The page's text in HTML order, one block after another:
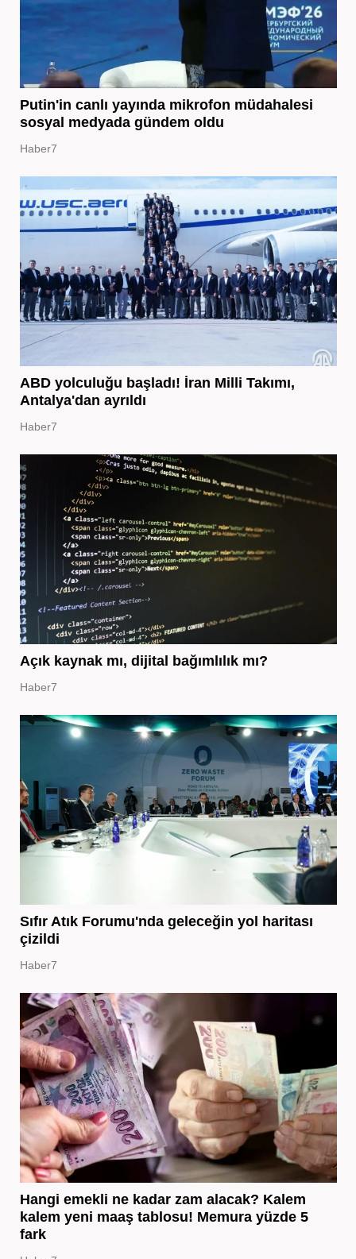
Putin'in canlı yayında mikrofon müdahalesi
sosyal medyada gündem oldu
Haber7
ABD yolculuğu başladı! İran Milli Takımı,
Antalya'dan ayrıldı
Haber7
Açık kaynak mı, dijital bağımlılık mı?
Haber7
Sıfır Atık Forumu'nda geleceğin yol haritası
çizildi
Haber7
Hangi emekli ne kadar zam alacak? Kalem
kalem yeni maaş tablosu! Memura yüzde 5
fark